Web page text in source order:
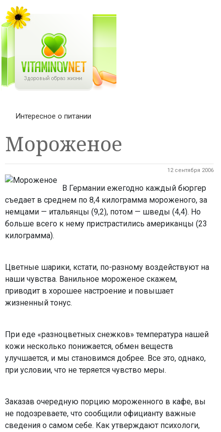
Интересное о питании
Мороженое
12 сентября 2006
В Германии ежегодно каждый бюргер
съедает в среднем по 8,4 килограмма мороженого, за
немцами — итальянцы (9,2), потом — шведы (4,4). Но
больше всего к нему пристрастились американцы (23
килограмма).
Цветные шарики, кстати, по-разному воздействуют на
наши чувства. Ванильное мороженое скажем,
приводит в хорошее настроение и повышает
жизненный тонус.
При еде «разноцветных снежков» температура нашей
кожи несколько понижается, обмен веществ
улучшается, и мы становимся добрее. Все это, однако,
при условии, что не теряется чувство меры.
Заказав очередную порцию мороженного в кафе, вы
не подозреваете, что сообщили официанту важные
сведения о самом себе. Как утверждают психологи,